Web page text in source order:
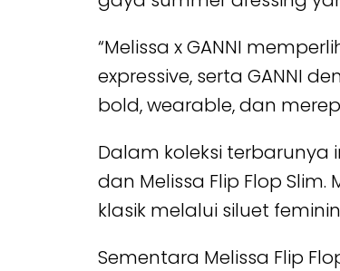
“Melissa x GANNI
expressive, serta GANNI
bold, wearable, dan
Dalam koleksi terbarunya
dan Melissa Flip Flop
klasik melalui siluet
Sementara Melissa Flip